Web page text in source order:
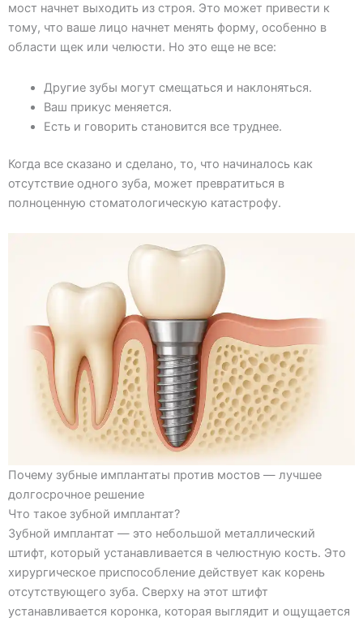
мост начнет выходить из строя. Это может привести к
тому, что ваше лицо начнет менять форму, особенно в
области щек или челюсти. Но это еще не все:
Другие зубы могут смещаться и наклоняться.
Ваш прикус меняется.
Есть и говорить становится все труднее.
Когда все сказано и сделано, то, что начиналось как
отсутствие одного зуба, может превратиться в
полноценную стоматологическую катастрофу.
Почему зубные имплантаты против мостов — лучшее
долгосрочное решение
Что такое зубной имплантат?
Зубной имплантат — это небольшой металлический
штифт, который устанавливается в челюстную кость. Это
хирургическое приспособление действует как корень
отсутствующего зуба. Сверху на этот штифт
устанавливается коронка, которая выглядит и ощущается